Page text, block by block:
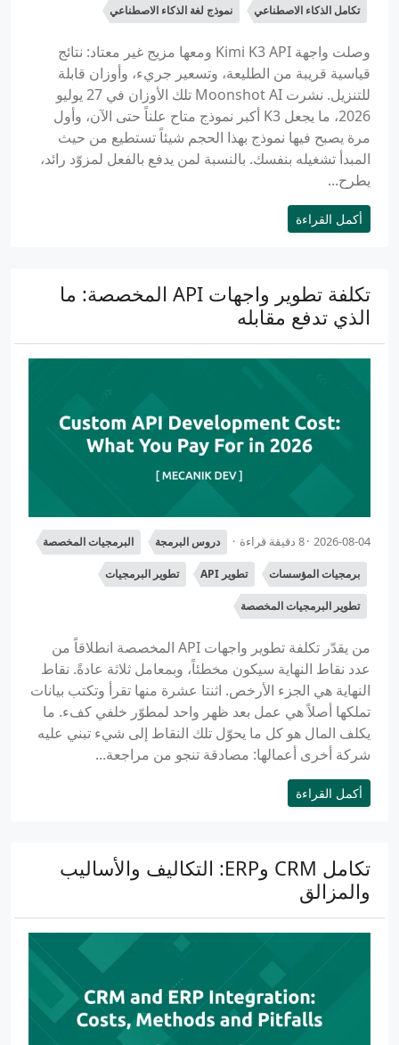
تكامل الذكاء الاصطناعي نموذج لغة الذكاء الاصطناعي
وصلت واجهة Kimi K3 API ومعها مزيج غير معتاد: نتائج
قياسية قريبة من الطليعة، وتسعير جريء، وأوزان قابلة
للتنزيل. نشرت Moonshot AI تلك الأوزان في 27 يوليو
2026، ما يجعل K3 أكبر نموذج متاح علناً حتى الآن، وأول
مرة يصبح فيها نموذج بهذا الحجم شيئاً تستطيع من حيث
المبدأ تشغيله بنفسك. بالنسبة لمن يدفع بالفعل لمزوّد رائد،
يطرح...
أكمل القراءة
تكلفة تطوير واجهات API المخصصة: ما
الذي تدفع مقابله
2026-08-04 8 دقيقة قراءة دروس البرمجة البرمجيات المخصصة
برمجيات المؤسسات تطوير API تطوير البرمجيات
تطوير البرمجيات المخصصة
من يقدّر تكلفة تطوير واجهات API المخصصة انطلاقاً من
عدد نقاط النهاية سيكون مخطئاً، وبمعامل ثلاثة عادةً. نقاط
النهاية هي الجزء الأرخص. اثنتا عشرة منها تقرأ وتكتب بيانات
تملكها أصلاً هي عمل بعد ظهر واحد لمطوّر خلفي كفء. ما
يكلف المال هو كل ما يحوّل تلك النقاط إلى شيء تبني عليه
شركة أخرى أعمالها: مصادقة تنجو من مراجعة...
أكمل القراءة
تكامل CRM وERP: التكاليف والأساليب
والمزالق